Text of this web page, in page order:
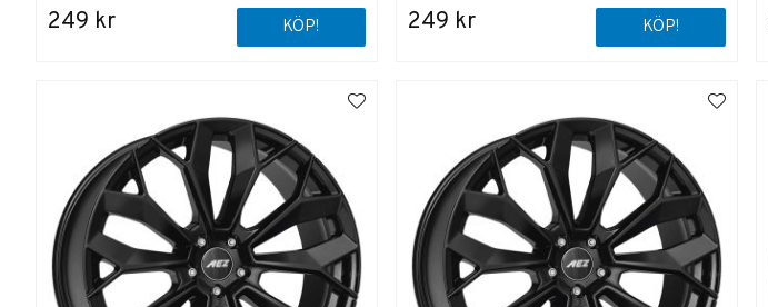
249 kr KÖP! 249 kr KÖP!